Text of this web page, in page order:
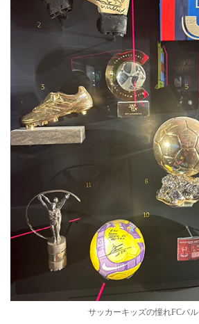
サッカーキッズの憧れFCバ